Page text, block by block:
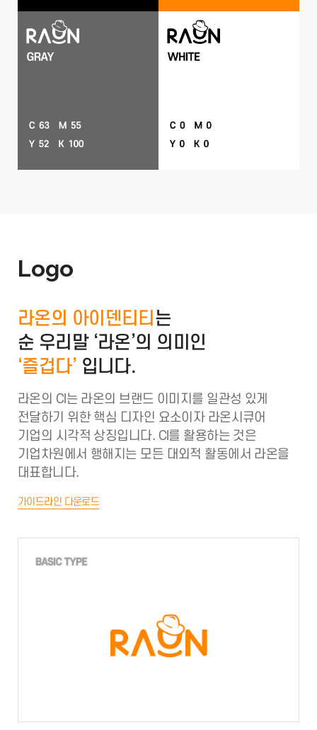
Logo
라온의 아이덴티티 는
순 우리말 ‘라온’의 의미인
‘즐겁다’ 입니다.
라온의 CI는 라온의 브랜드 이미지를 일관성 있게
전달하기 위한 핵심 디자인 요소이자 라온시큐어
기업의 시각적 상징입니다. CI를 활용하는 것은
기업차원에서 행해지는 모든 대외적 활동에서 라온을
대표합니다.
가이드라인 다운로드